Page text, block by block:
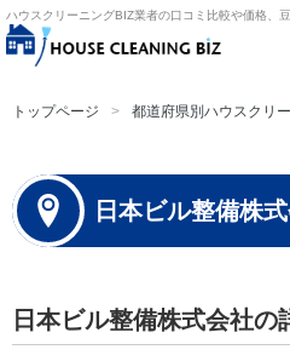
ハウスクリーニングBIZ業者の口コミ比較や価格、
トップページ 都道府県別ハウスクリ
日本ビル整備株
日本ビル整備株式会社の